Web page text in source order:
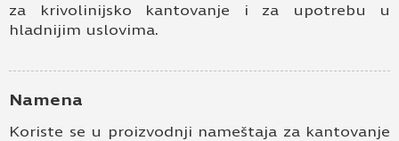
za krivolinijsko kantovanje i za upotrebu u
hladnijim uslovima.
Namena
Koriste se u proizvodnji nameštaja za kantovanje